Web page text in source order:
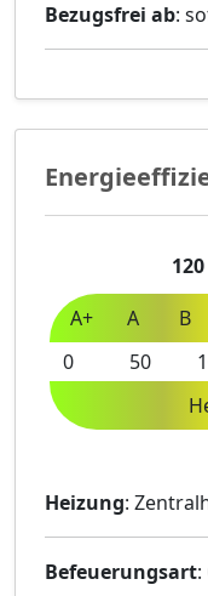
Bezugsfrei ab:
A+ A B
120
0 50
Heizung:
Befeuerungsart: